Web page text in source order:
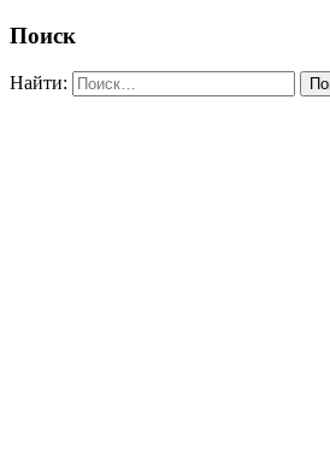
Поиск
Найти: